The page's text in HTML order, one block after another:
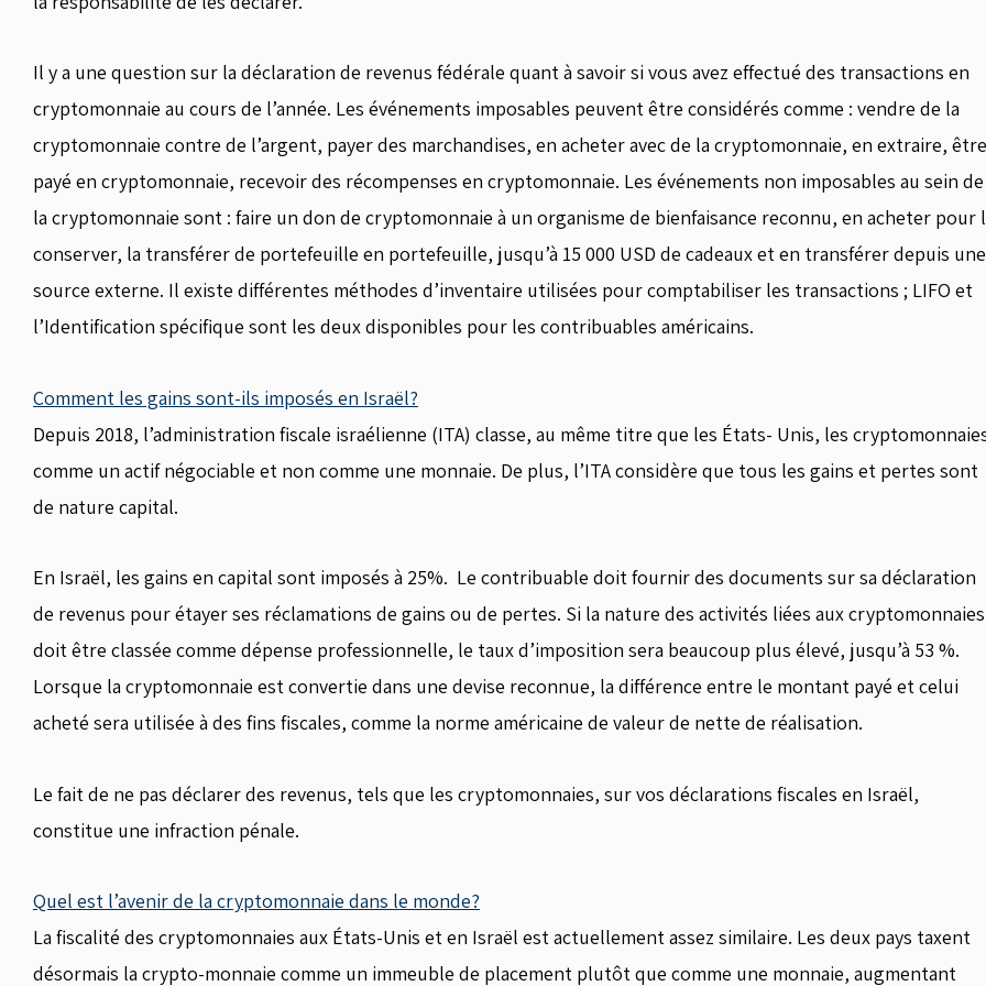
Il y a une question sur la déclaration de revenus fédérale quant à savoir si vous avez effectué des transactions en
cryptomonnaie au cours de l’année. Les événements imposables peuvent être considérés comme : vendre de la
cryptomonnaie contre de l’argent, payer des marchandises, en acheter avec de la cryptomonnaie, en extraire, être
payé en cryptomonnaie, recevoir des récompenses en cryptomonnaie. Les événements non imposables au sein de
la cryptomonnaie sont : faire un don de cryptomonnaie à un organisme de bienfaisance reconnu, en acheter pour
conserver, la transférer de portefeuille en portefeuille, jusqu’à 15 000 USD de cadeaux et en transférer depuis une
source externe. Il existe différentes méthodes d’inventaire utilisées pour comptabiliser les transactions ; LIFO et
l’Identification spécifique sont les deux disponibles pour les contribuables américains.
Comment les gains sont-ils imposés en Israël?
Depuis 2018, l’administration fiscale israélienne (ITA) classe, au même titre que les États- Unis, les
comme un actif négociable et non comme une monnaie. De plus, l’ITA considère que tous les gains et pertes sont
de nature capital.
En Israël, les gains en capital sont imposés à 25%. Le contribuable doit fournir des documents sur sa déclaration
de revenus pour étayer ses réclamations de gains ou de pertes. Si la nature des activités liées aux cryptomonnaies
doit être classée comme dépense professionnelle, le taux d’imposition sera beaucoup plus élevé, jusqu’à 53 %.
Lorsque la cryptomonnaie est convertie dans une devise reconnue, la différence entre le montant payé et celui
acheté sera utilisée à des fins fiscales, comme la norme américaine de valeur de nette de réalisation.
Le fait de ne pas déclarer des revenus, tels que les cryptomonnaies, sur vos déclarations fiscales en Israël,
constitue une infraction pénale.
Quel est l’avenir de la cryptomonnaie dans le monde?
La fiscalité des cryptomonnaies aux États-Unis et en Israël est actuellement assez similaire. Les deux pays taxent
désormais la crypto-monnaie comme un immeuble de placement plutôt que comme une monnaie, augmentant